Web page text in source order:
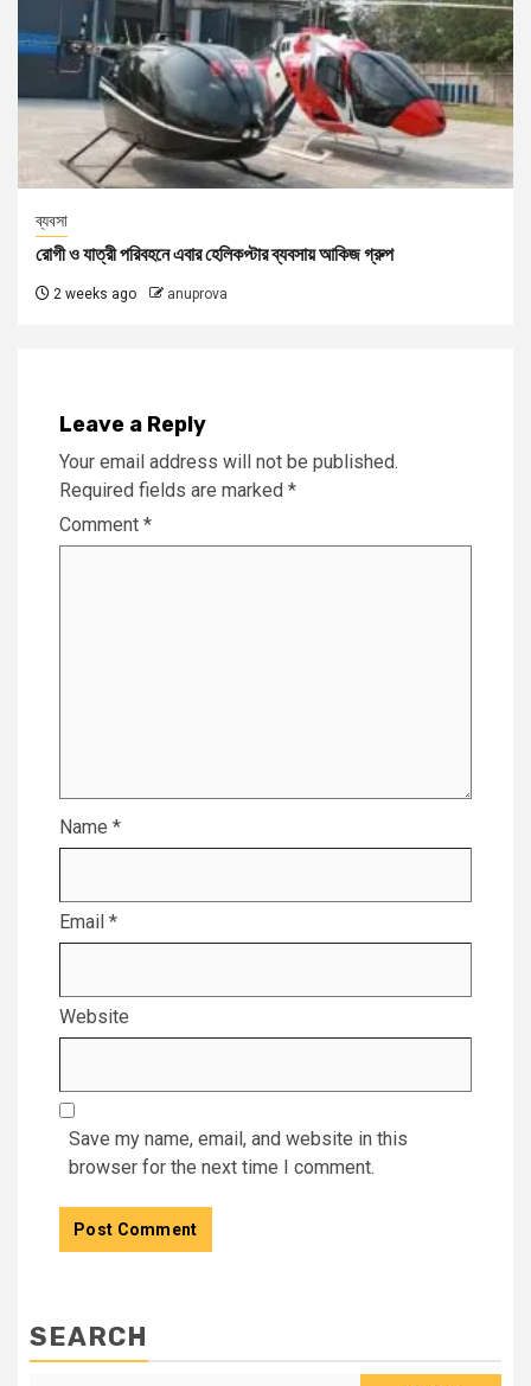
ব্যবসা
রোগী ও যাত্রী পরিবহনে এবার হেলিকপ্টার ব্যবসায় আকিজ গ্রুপ
2 weeks ago anuprova
Leave a Reply
Your email address will not be published.
Required fields are marked *
Comment *
Name *
Email *
Website
Save my name, email, and website in this
browser for the next time I comment.
SEARCH